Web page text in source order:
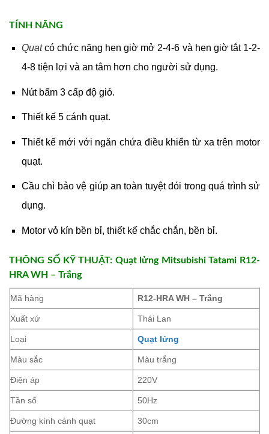
TÍNH NĂNG
Quạtcó chức năng hẹn giờ mở 2-4-6 và hẹn giờ tắt 1-2-
4-8 tiện lợi và an tâm hơn cho người sử dụng.
Nút bấm 3 cấp độ gió.
Thiết kế 5 cánh quạt.
Thiết kế mới với ngăn chứa điều khiển từ xa trên motor
quạt.
Cầu chì bảo vệ giúp an toàn tuyệt đói trong quá trình sử
dụng.
Motor vỏ kín bền bỉ, thiết kế chắc chắn, bền bỉ.
THÔNG SỐ KỸ THUẬT: Quạt lửng Mitsubishi Tatami R12-
HRA WH – Trắng
Mã hàng R12-HRA WH – Trắng
Xuất xứ Thái Lan
Loại Quạt lửng
Màu sắc Màu trắng
Điện áp 220V
Tần số 50Hz
Đường kính cánh quạt 30cm